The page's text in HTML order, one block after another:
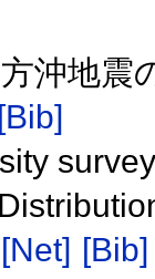
沖地震
[Bib]
[Net] [Bib]